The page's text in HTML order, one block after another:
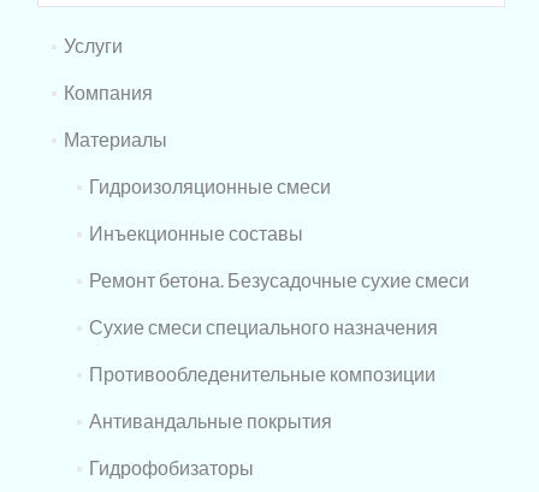
Услуги
Компания
Материалы
Гидроизоляционные смеси
Инъекционные составы
Ремонт бетона. Безусадочные сухие смеси
Сухие смеси специального назначения
Противообледенительные композиции
Антивандальные покрытия
Гидрофобизаторы